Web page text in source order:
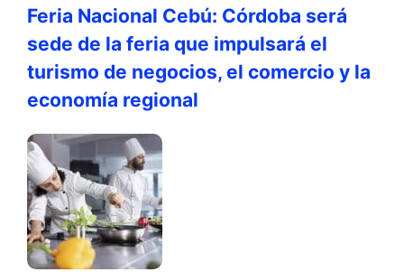
Feria Nacional Cebú: Córdoba será
sede de la feria que impulsará el
turismo de negocios, el comercio y la
economía regional